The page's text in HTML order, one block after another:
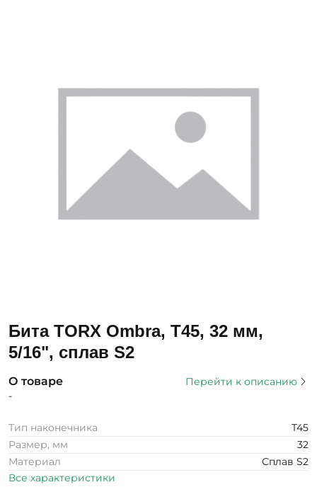
Бита TORX Ombra, T45, 32 мм,
5/16", сплав S2
О товаре
Перейти к описанию
-
Тип наконечника
T45
Размер, мм
32
Материал
Сплав S2
Все характеристики